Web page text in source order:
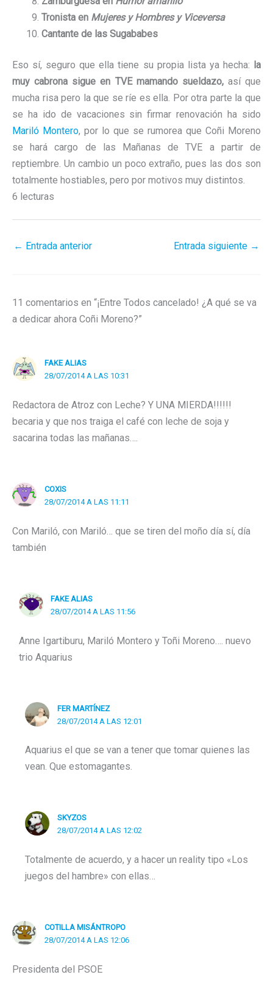
Tronista en Mujeres y Hombres y Viceversa
Cantante de las Sugababes
Eso sí, seguro que ella tiene su propia lista ya hecha: la
muy cabrona sigue en TVE mamando sueldazo,así que
mucha risa pero la que se ríe es ella. Por otra parte la que
se ha ido de vacaciones sin firmar renovación ha sido
Mariló Montero, por lo que se rumorea que Coñi Moreno
se hará cargo de las Mañanas de TVE a partir de
reptiembre. Un cambio un poco extraño, pues las dos son
totalmente hostiables, pero por motivos muy distintos.
6 lecturas
← Entrada anterior Entrada siguiente →
11 comentarios en “¡Entre Todos cancelado! ¿A qué se va
a dedicar ahora Coñi Moreno?”
FAKE ALIAS
28/07/2014 A LAS 10:31
Redactora de Atroz con Leche? Y UNA MIERDA!!!!!!
becaria y que nos traiga el café con leche de soja y
sacarina todas las mañanas….
COXIS
28/07/2014 A LAS 11:11
Con Mariló, con Mariló… que se tiren del moño día sí, día
también
FAKE ALIAS
28/07/2014 A LAS 11:56
Anne Igartiburu, Mariló Montero y Toñi Moreno…. nuevo
trio Aquarius
FER MARTÍNEZ
28/07/2014 A LAS 12:01
Aquarius el que se van a tener que tomar quienes las
vean. Que estomagantes.
SKYZOS
28/07/2014 A LAS 12:02
Totalmente de acuerdo, y a hacer un reality tipo «Los
juegos del hambre» con ellas…
COTILLA MISÁNTROPO
28/07/2014 A LAS 12:06
Presidenta del PSOE